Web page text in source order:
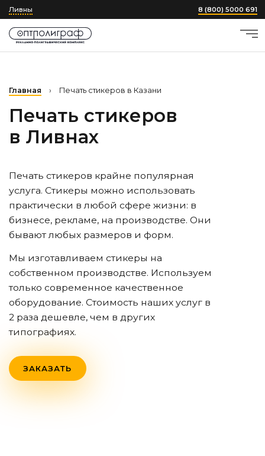
Ливны 8 (800) 5000 691
Главная › Печать стикеров в Казани
Печать стикеров
в Ливнах
Печать стикеров крайне популярная
услуга. Стикеры можно использовать
практически в любой сфере жизни: в
бизнесе, рекламе, на производстве. Они
бывают любых размеров и форм.
Мы изготавливаем стикеры на
собственном производстве. Используем
только современное качественное
оборудование. Стоимость наших услуг в
2 раза дешевле, чем в других
типографиях.
ЗАКАЗАТЬ